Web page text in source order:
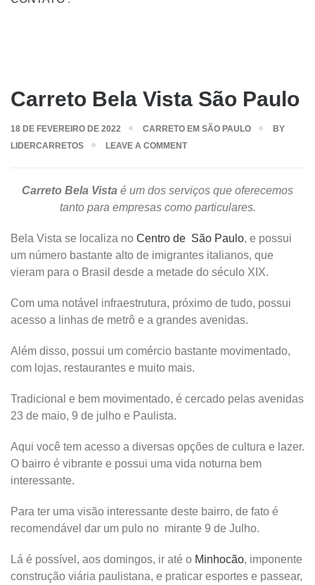
Carreto Bela Vista São Paulo
18 DE FEVEREIRO DE 2022 CARRETO EM SÃO PAULO
BY
LIDERCARRETOS
LEAVE A COMMENT
Carreto Bela Vista é um dos serviços que oferecemos
tanto para empresas como particulares.
Bela Vista se localiza no Centro de São Paulo, e possui
um número bastante alto de imigrantes italianos, que
vieram para o Brasil desde a metade do século XIX.
Com uma notável infraestrutura, próximo de tudo, possui
acesso a linhas de metrô e a grandes avenidas.
Além disso, possui um comércio bastante movimentado,
com lojas, restaurantes e muito mais.
Tradicional e bem movimentado, é cercado pelas avenidas
23 de maio, 9 de julho e Paulista.
Aqui você tem acesso a diversas opções de cultura e lazer.
O bairro é vibrante e possui uma vida noturna bem
interessante.
Para ter uma visão interessante deste bairro, de fato é
recomendável dar um pulo no mirante 9 de Julho.
Lá é possível, aos domingos, ir até o Minhocão, imponente
construção viária paulistana, e praticar esportes e passear,